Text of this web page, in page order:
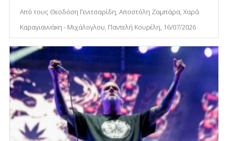
Από τους Θεοδόση Γενιτσαρίδη, Αποστόλη Ζαμπάρα, Χαρά
Καραγιαννάκη - Μιχάλογλου, Παντελή Κουρέλη, 16/07/2026